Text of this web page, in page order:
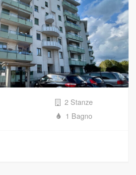
2 Stanze
1 Bagno